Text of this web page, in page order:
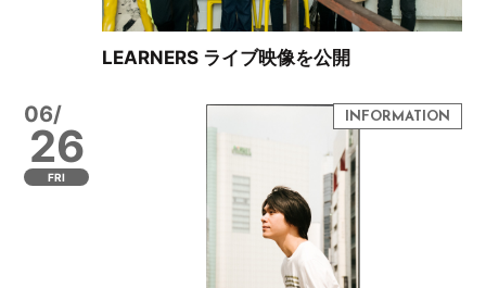
LEARNERS ライブ映像を公開
06/
26
FRI